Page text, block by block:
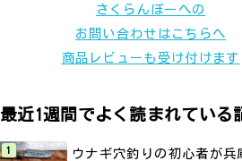
さくらんぼーへの
お問い合わせはこちらへ
商品レビューも受け付けます
最近1週間でよく読まれている
ウナギ穴釣りの初心者が兵